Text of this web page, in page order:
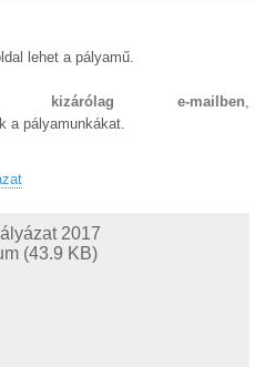
lehet a pályamű.
kizárólag e-mailben,
a pályamunkákat.
2017
(43.9 KB)